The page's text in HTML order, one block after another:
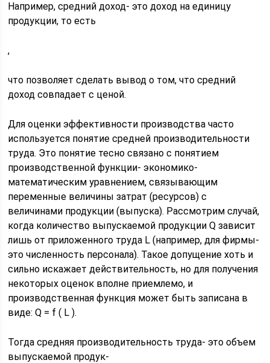
Например, средний доход- это доход на единицу
продукции, то есть
,
что позволяет сделать вывод о том, что средний
доход совпадает с ценой.
Для оценки эффективности производства часто
используется понятие средней производительности
труда. Это понятие тесно связано с понятием
производственной функции- экономико-
математическим уравнением, связывающим
переменные величины затрат (ресурсов) с
величинами продукции (выпуска). Рассмотрим случай,
когда количество выпускаемой продукции Q зависит
лишь от приложенного труда L (например, для фирмы-
это численность персонала). Такое допущение хоть и
сильно искажает действительность, но для получения
некоторых оценок вполне приемлемо, и
производственная функция может быть записана в
виде: Q = f ( L ).
Тогда средняя производительность труда- это объем
выпускаемой продук-